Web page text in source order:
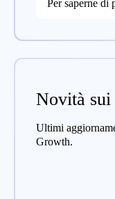
Per saperne di
Novità
Ultimi
Growth.